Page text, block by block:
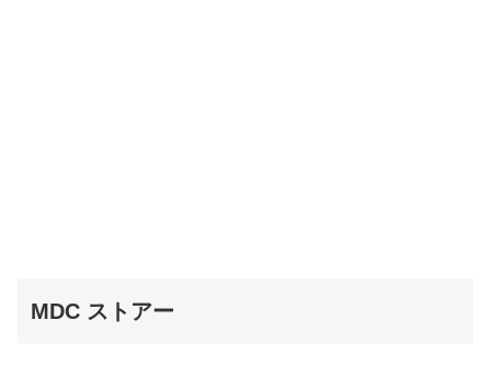
MDC ストアー